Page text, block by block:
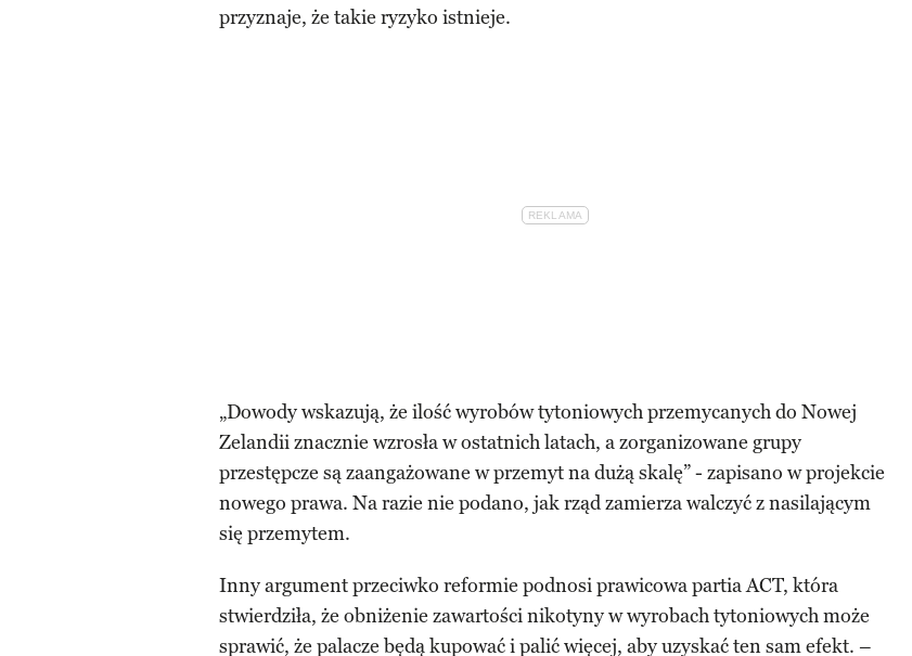
przyznaje, że takie ryzyko istnieje.
„Dowody wskazują, że ilość wyrobów tytoniowych przemycanych do Nowej
Zelandii znacznie wzrosła w ostatnich latach, a zorganizowane grupy
przestępcze są zaangażowane w przemyt na dużą skalę” - zapisano w projekcie
nowego prawa. Na razie nie podano, jak rząd zamierza walczyć z nasilającym
się przemytem.
Inny argument przeciwko reformie podnosi prawicowa partia ACT, która
stwierdziła, że obniżenie zawartości nikotyny w wyrobach tytoniowych może
sprawić, że palacze będą kupować i palić więcej, aby uzyskać ten sam efekt. –